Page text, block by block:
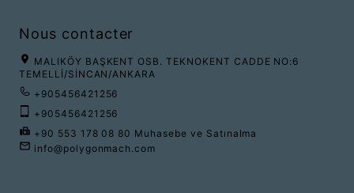
Nous contacter
MALIKÖY BAŞKENT OSB. TEKNOKENT CADDE NO:6
TEMELLİ/SİNCAN/ANKARA
+905456421256
+905456421256
+90 553 178 08 80 Muhasebe ve Satınalma
info@polygonmach.com